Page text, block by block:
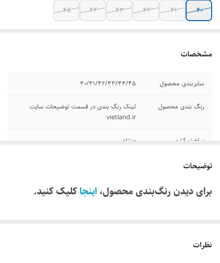
۴۰
۴۱ ۴۲ ۴۳ ۴۴ ۴۵
مشخصات
سایزبندی محصول ۴۰/۴۱/۴۲/۴۳/۴۴/۴۵
رنگ بندی محصول
لینک رنگ بندی در قسمت توضیحات سایت
vietland.ir
ساخت کشور ویتنام
برند
وضعیت کارکرد
توضیحات
برای دیدن رنگ‌بندی محصول، اینجاکلیک کنید.
نظرات